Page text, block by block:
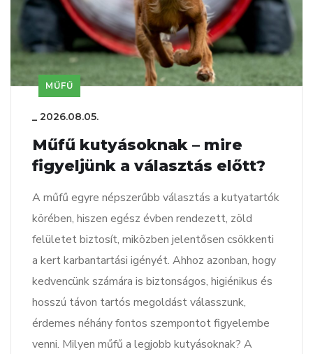
MŰFŰ
_ 2026.08.05.
Műfű kutyásoknak – mire
figyeljünk a választás előtt?
A műfű egyre népszerűbb választás a kutyatartók
körében, hiszen egész évben rendezett, zöld
felületet biztosít, miközben jelentősen csökkenti
a kert karbantartási igényét. Ahhoz azonban, hogy
kedvencünk számára is biztonságos, higiénikus és
hosszú távon tartós megoldást válasszunk,
érdemes néhány fontos szempontot figyelembe
venni. Milyen műfű a legjobb kutyásoknak? A